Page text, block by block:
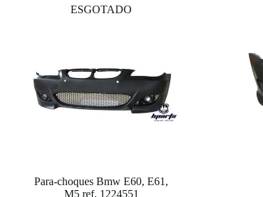
ESGOTADO
Para-choques Bmw E60, E61,
M5 ref. 1224551